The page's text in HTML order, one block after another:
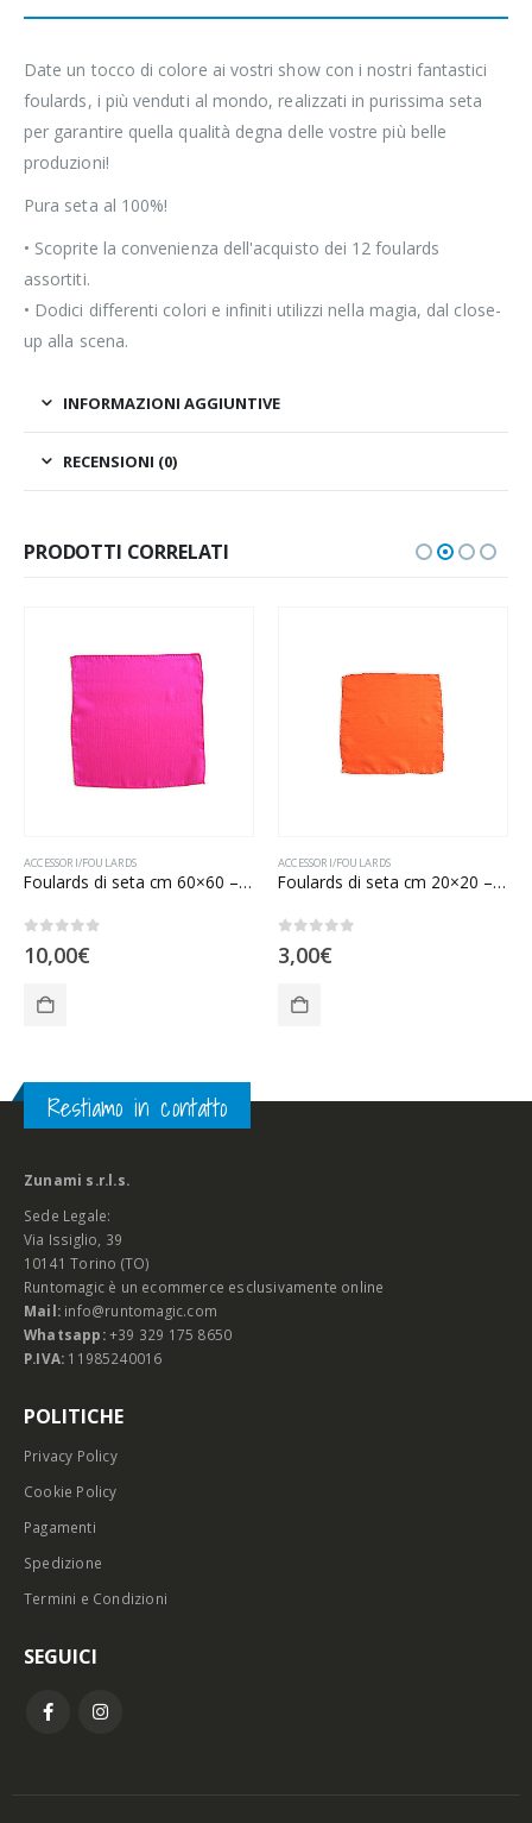
Date un tocco di colore ai vostri show con i nostri fantastici
foulards, i più venduti al mondo, realizzati in purissima seta
per garantire quella qualità degna delle vostre più belle
produzioni!
Pura seta al 100%!
• Scoprite la convenienza dell'acquisto dei 12 foulards
assortiti.
• Dodici differenti colori e infiniti utilizzi nella magia, dal close-
up alla scena.
INFORMAZIONI AGGIUNTIVE
RECENSIONI (0)
PRODOTTI CORRELATI
ACCESSORI/FOULARDS
Foulards di seta cm 60×60 – Fucsia
10,00€
ACCESSORI/FOULARDS
Foulards di seta cm 20×20 – Arancione
3,00€
Restiamo in contatto
Zunami s.r.l.s.
Sede Legale:
Via Issiglio, 39
10141 Torino (TO)
Runtomagic è un ecommerce esclusivamente online
Mail: info@runtomagic.com
Whatsapp: +39 329 175 8650
P.IVA: 11985240016
POLITICHE
Privacy Policy
Cookie Policy
Pagamenti
Spedizione
Termini e Condizioni
SEGUICI